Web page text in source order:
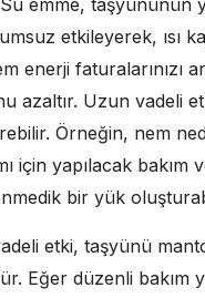
emme, taşyününün
etkileyerek, ısı
enerji faturalarınızı
azaltır. Uzun vadeli
Örneğin, nem
için yapılacak bakım
bir yük
etki, taşyünü
Eğer düzenli bakım